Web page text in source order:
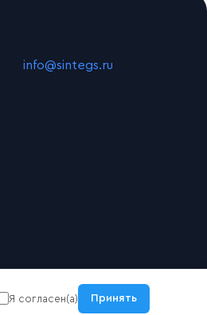
info@sintegs.ru
Я согласен(а) Принять